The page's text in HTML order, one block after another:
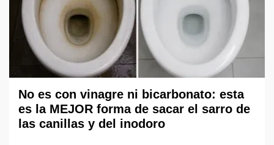
No es con vinagre ni bicarbonato: esta
es la MEJOR forma de sacar el sarro de
las canillas y del inodoro